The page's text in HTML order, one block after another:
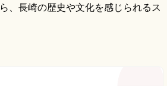
、長崎の歴史や文化を感じられるス